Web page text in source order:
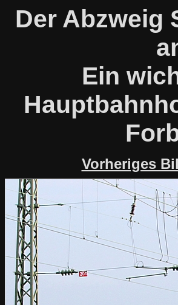
Der Abzweig
Ein
Vorheriges